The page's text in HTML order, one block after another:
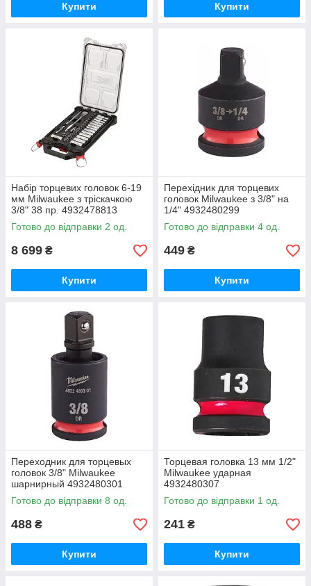
Купити Купити
Набір торцевих головок 6-19
мм Milwaukee з тріскачкою
3/8" 38 пр. 4932478813
Готово до відправки 2 од.
8 699 ₴
Купити
Перехідник для торцевих
головок Milwaukee з 3/8" на
1/4" 4932480299
Готово до відправки 4 од.
449 ₴
Купити
Переходник для торцевых
головок 3/8" Milwaukee
шарнирный 4932480301
Готово до відправки 8 од.
488 ₴
Купити
Торцевая головка 13 мм 1/2"
Milwaukee ударная
4932480307
Готово до відправки 1 од.
241 ₴
Купити